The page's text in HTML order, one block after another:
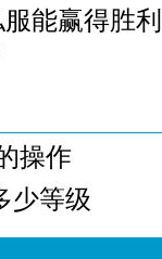
能赢得胜
操作
少等级